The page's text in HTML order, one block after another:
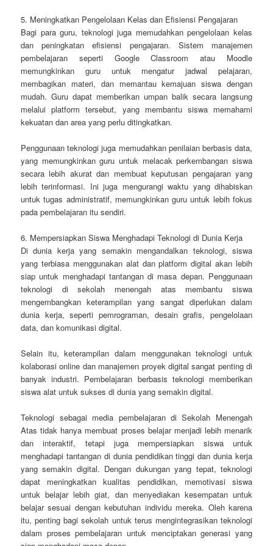
5. Meningkatkan Pengelolaan Kelas dan Efisiensi Pengajaran
Bagi para guru, teknologi juga memudahkan pengelolaan kelas
dan peningkatan efisiensi pengajaran. Sistem manajemen
pembelajaran seperti Google Classroom atau Moodle
memungkinkan guru untuk mengatur jadwal pelajaran,
membagikan materi, dan memantau kemajuan siswa dengan
mudah. Guru dapat memberikan umpan balik secara langsung
melalui platform tersebut, yang membantu siswa memahami
kekuatan dan area yang perlu ditingkatkan.
Penggunaan teknologi juga memudahkan penilaian berbasis data,
yang memungkinkan guru untuk melacak perkembangan siswa
secara lebih akurat dan membuat keputusan pengajaran yang
lebih terinformasi. Ini juga mengurangi waktu yang dihabiskan
untuk tugas administratif, memungkinkan guru untuk lebih fokus
pada pembelajaran itu sendiri.
6. Mempersiapkan Siswa Menghadapi Teknologi di Dunia Kerja
Di dunia kerja yang semakin mengandalkan teknologi, siswa
yang terbiasa menggunakan alat dan platform digital akan lebih
siap untuk menghadapi tantangan di masa depan. Penggunaan
teknologi di sekolah menengah atas membantu siswa
mengembangkan keterampilan yang sangat diperlukan dalam
dunia kerja, seperti pemrograman, desain grafis, pengelolaan
data, dan komunikasi digital.
Selain itu, keterampilan dalam menggunakan teknologi untuk
kolaborasi online dan manajemen proyek digital sangat penting di
banyak industri. Pembelajaran berbasis teknologi memberikan
siswa alat untuk sukses di dunia yang semakin digital.
Teknologi sebagai media pembelajaran di Sekolah Menengah
Atas tidak hanya membuat proses belajar menjadi lebih menarik
dan interaktif, tetapi juga mempersiapkan siswa untuk
menghadapi tantangan di dunia pendidikan tinggi dan dunia kerja
yang semakin digital. Dengan dukungan yang tepat, teknologi
dapat meningkatkan kualitas pendidikan, memotivasi siswa
untuk belajar lebih giat, dan menyediakan kesempatan untuk
belajar sesuai dengan kebutuhan individu mereka. Oleh karena
itu, penting bagi sekolah untuk terus mengintegrasikan teknologi
dalam proses pembelajaran untuk menciptakan generasi yang